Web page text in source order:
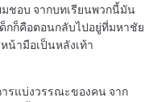
ชอบ จากบทเรียนพวกนี้มัน
กก็คือตอนกลับไปอยู่ที่มหาชัย
น้ามือเป็นหลังเท้า
รแบ่งวรรณะของคน จาก